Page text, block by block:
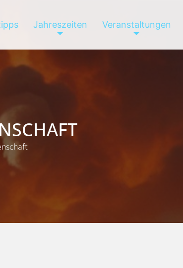
Jahreszeiten Veranstaltungen